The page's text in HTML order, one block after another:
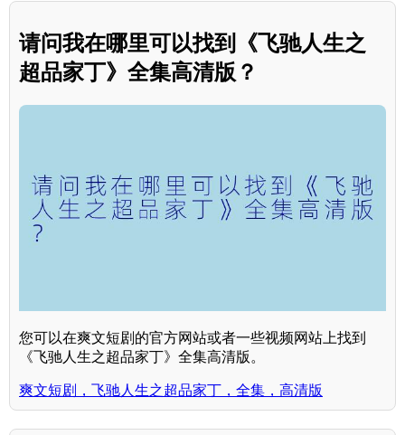
请问我在哪里可以找到《飞驰人生之
超品家丁》全集高清版？
您可以在爽文短剧的官方网站或者一些视频网站上找到
《飞驰人生之超品家丁》全集高清版。
爽文短剧，飞驰人生之超品家丁，全集，高清版